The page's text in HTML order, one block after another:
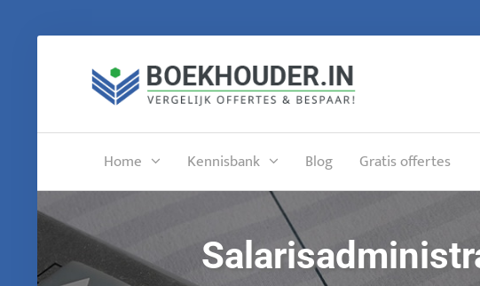
Home Kennisbank Blog Gratis offertes